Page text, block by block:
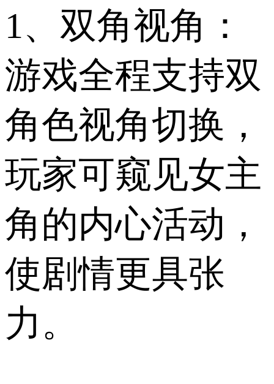
1、双角视角：
游戏全程支持双
角色视角切换，
玩家可窥见女主
角的内心活动，
使剧情更具张
力。